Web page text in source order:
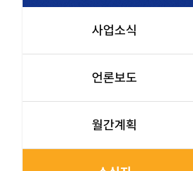
사업소식
언론보도
월간계획